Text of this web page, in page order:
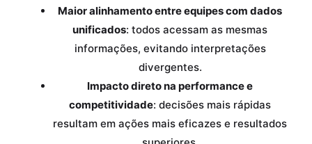
Maior alinhamento entre equipes com dados
unificados: todos acessam as mesmas
informações, evitando interpretações
divergentes.
Impacto direto na performance e
competitividade: decisões mais rápidas
resultam em ações mais eficazes e resultados